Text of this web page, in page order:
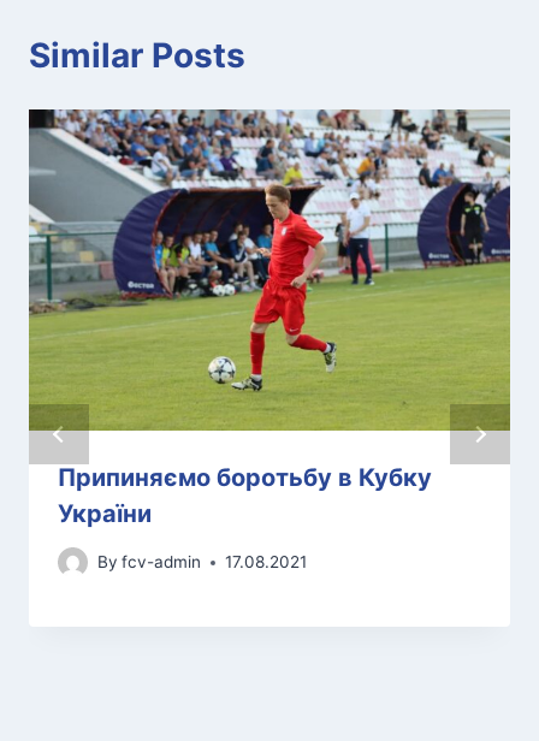
Similar Posts
Припиняємо боротьбу в Кубку
України
By fcv-admin 17.08.2021